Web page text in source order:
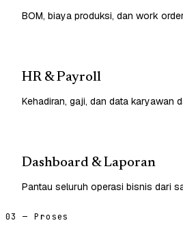
BOM, biaya produksi, dan work
HR & Payroll
Kehadiran, gaji, dan data karyawan
Dashboard & Laporan
Pantau seluruh operasi bisnis dari
03 — Proses